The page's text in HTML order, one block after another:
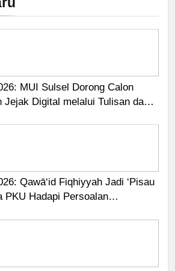
MUI Sulsel Dorong Calon
Jejak Digital melalui Tulisan dan
Qawā‘id Fiqhiyyah Jadi ‘Pisau
PKU Hadapi Persoalan